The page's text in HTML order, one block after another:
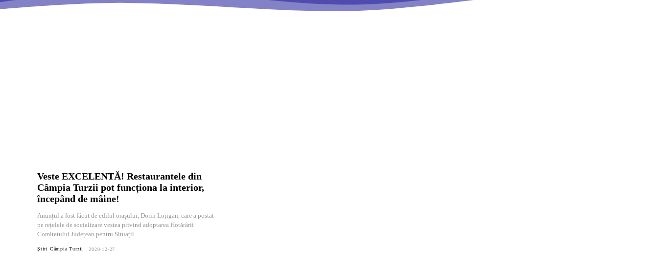
Veste EXCELENTĂ! Restaurantele din
Câmpia Turzii pot funcționa la interior,
începând de mâine!
Anunțul a fost făcut de edilul orașului, Dorin Lojigan, care a postat
pe rețelele de socializare vestea privind adoptarea Hotărârii
Comitetului Județean pentru Situații...
Știri Câmpia Turzii 2020-12-27